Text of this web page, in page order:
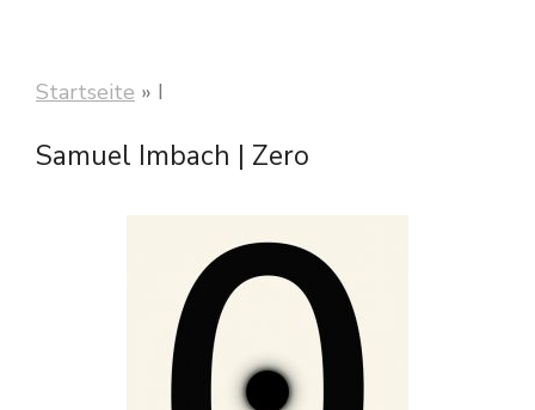
Startseite » I
Samuel Imbach | Zero